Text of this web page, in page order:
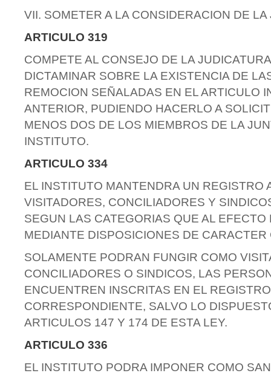
VII. SOMETER A LA CONSIDERACION DE LA
ARTICULO 319
COMPETE AL CONSEJO DE LA
DICTAMINAR SOBRE LA EXISTENCIA DE
REMOCION SEÑALADAS EN EL ARTICULO
ANTERIOR, PUDIENDO HACERLO A
MENOS DOS DE LOS MIEMBROS DE LA
INSTITUTO.
ARTICULO 334
EL INSTITUTO MANTENDRA UN REGISTRO
VISITADORES, CONCILIADORES Y
SEGUN LAS CATEGORIAS QUE AL EFECTO
MEDIANTE DISPOSICIONES DE CARACTER
SOLAMENTE PODRAN FUNGIR COMO
CONCILIADORES O SINDICOS, LAS
ENCUENTREN INSCRITAS EN EL REGISTRO
CORRESPONDIENTE, SALVO LO
ARTICULOS 147 Y 174 DE ESTA LEY.
ARTICULO 336
EL INSTITUTO PODRA IMPONER COMO